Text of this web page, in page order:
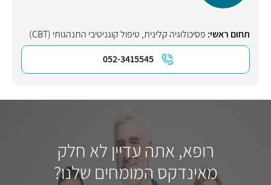
תחום ראשי: פסיכולוגיה קלינית, טיפול קוגניטיבי התנהגותי (CBT)
052-3415545
רופא, אתה עדיין לא חלק
מאינדקס המומחים שלנו?